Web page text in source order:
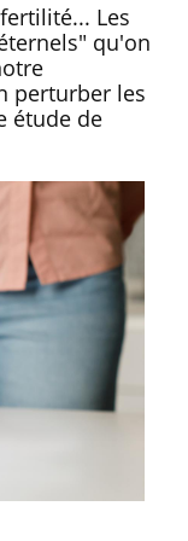
Les
qu'on
perturber les
étude de